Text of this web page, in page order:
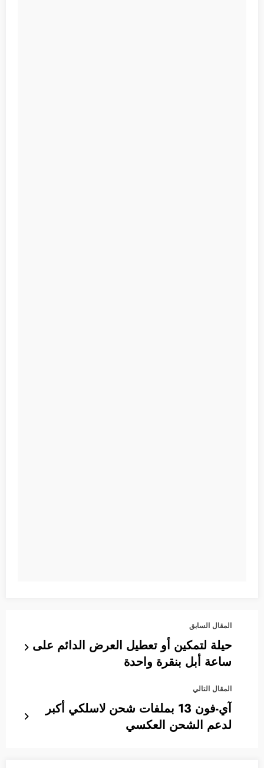
المقال السابق
حيلة لتمكين أو تعطيل العرض الدائم على
ساعة أبل بنقرة واحدة
المقال التالي
آي-فون 13 بملفات شحن لاسلكي أكبر
لدعم الشحن العكسي